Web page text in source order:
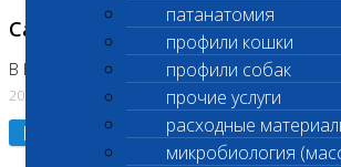
патанатомия
профили кошки
профили собак
прочие услуги
расходные
микробиология
Санитарные дни
В Коломне 24.07.2026 и 28.07.2026
20.07.2026
Подробнее